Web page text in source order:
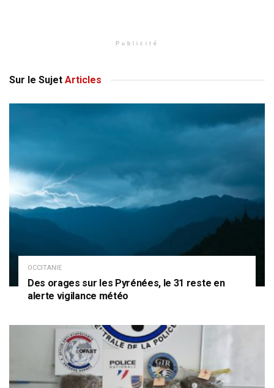
Publicité
Sur le Sujet Articles
OCCITANIE
Des orages sur les Pyrénées, le 31 reste en
alerte vigilance météo